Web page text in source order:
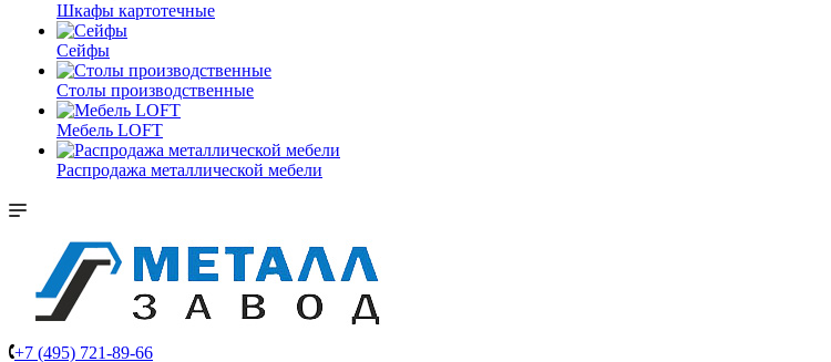
Шкафы картотечные
Сейфы
Столы производственные
Мебель LOFT
Распродажа металлической мебели
+7 (495) 721-89-66